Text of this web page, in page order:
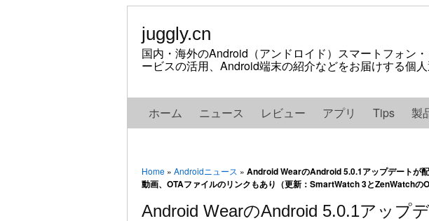
juggly.cn
国内・海外のAndroid（アンドロイド）スマートフォン
ービスの活用、Android端末の紹介などをお届けする個人
ホーム ニュース レビュー アプリ Tips 製
Home » Androidニュース » Android WearのAndroid 5.0.1アップデートが
動画、OTAファイルのリンクもあり（更新：SmartWatch 3とZenWatchの
Android WearのAndroid 5.0.1アップ